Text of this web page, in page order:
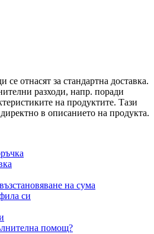
се отнасят за стандартна доставка.
разходи, напр. поради
на продуктите. Тази
в описанието на продукта.
на сума
си
помощ?